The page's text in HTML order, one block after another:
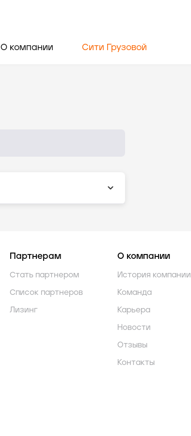
О компании Сити Грузовой
Партнерам
Стать партнером
Список партнеров
Лизинг
О компании
История компании
Команда
Карьера
Новости
Отзывы
Контакты